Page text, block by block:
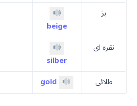
بژ
beige
نقره ای
silber
طلائی
gold